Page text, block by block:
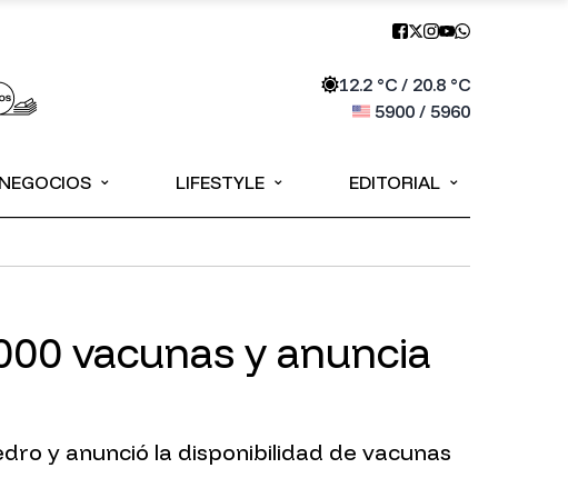
12.2°C / 20.8°C
5900/ 5960
NEGOCIOS ⌄ LIFESTYLE ⌄ EDITORIAL ⌄
vacunas y anuncia
y anunció la disponibilidad de vacunas